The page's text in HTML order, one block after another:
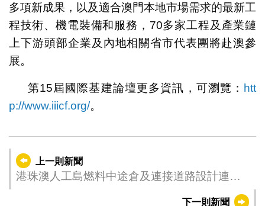
多項新成果，以及適合澳門本地市場需求的最新工
程技術、機電裝備和服務，70多家工程及產業鏈
上下游頭部企業及內地相關省市代表團將赴澳參
展。
第15屆國際基建論壇更多資訊，可瀏覽： htt
p://www.iiicf.org/。
上一則新聞
港珠澳人工島燃料中途倉及連接道路設計連建
下一則新聞